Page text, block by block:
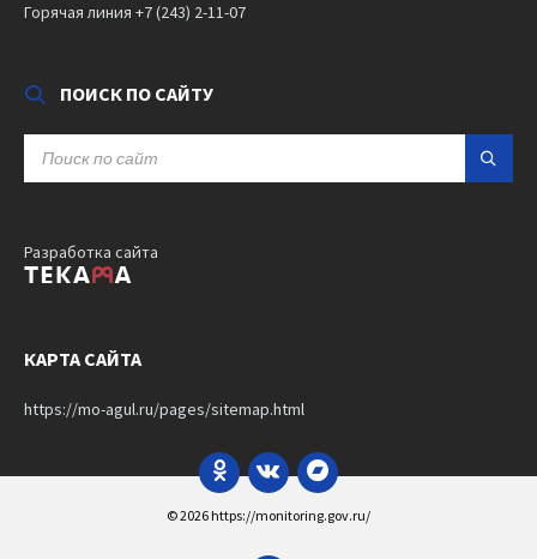
Горячая линия +7 (243) 2-11-07
ПОИСК ПО САЙТУ
Разработка сайта
КАРТА САЙТА
https://mo-agul.ru/pages/sitemap.html
Odnoklassniki
VK Bandcamp
© 2026 https://monitoring.gov.ru/